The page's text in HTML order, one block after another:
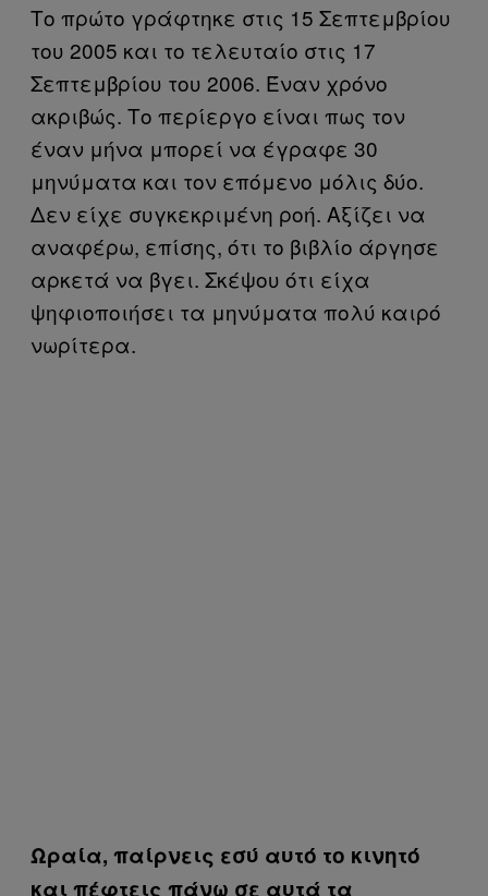
Το πρώτο γράφτηκε στις 15 Σεπτεμβρίου
του 2005 και το τελευταίο στις 17
Σεπτεμβρίου του 2006. Έναν χρόνο
ακριβώς. Το περίεργο είναι πως τον
έναν μήνα μπορεί να έγραφε 30
μηνύματα και τον επόμενο μόλις δύο.
Δεν είχε συγκεκριμένη ροή. Αξίζει να
αναφέρω, επίσης, ότι το βιβλίο άργησε
αρκετά να βγει. Σκέψου ότι είχα
ψηφιοποιήσει τα μηνύματα πολύ καιρό
νωρίτερα.
Ωραία, παίρνεις εσύ αυτό το κινητό
και πέφτεις πάνω σε αυτά τα